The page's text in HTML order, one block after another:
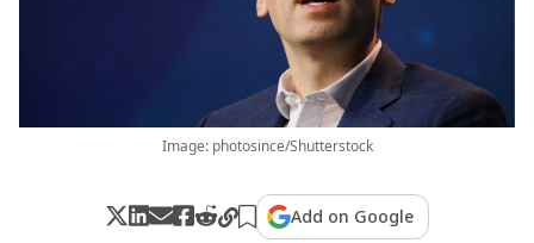
Image: photosince/Shutterstock
Add on Google